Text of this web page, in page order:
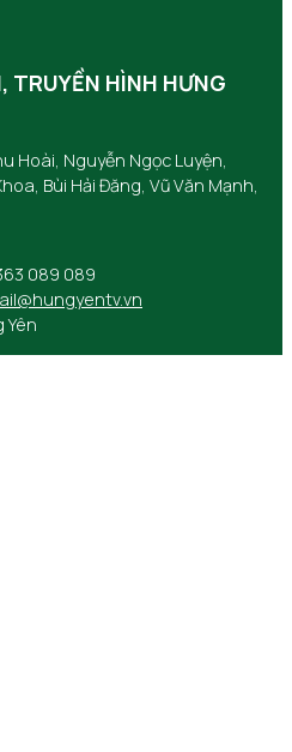
TRUYỀN HÌNH HƯNG
Hoài, Nguyễn Ngọc Luyện,
Bùi Hải Đăng, Vũ Văn Mạnh,
089 089
Yên